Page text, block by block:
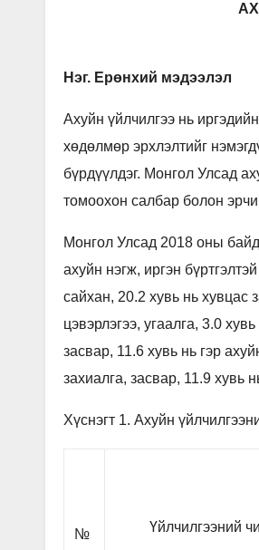
Нэг. Ерөнхий мэдээлэл
Ахуйн үйлчилгээ нь
хөдөлмөр эрхлэлтийг
бүрдүүлдэг. Монгол Улсад
томоохон салбар болон
Монгол Улсад 2018 оны
ахуйн нэгж, иргэн
сайхан, 20.2 хувь нь хувцас
цэвэрлэгээ, угаалга, 3.0
засвар, 11.6 хувь нь гэр
захиалга, засвар, 11.9 хувь
Хүснэгт 1. Ахуйн
№ Үйлчилгээний